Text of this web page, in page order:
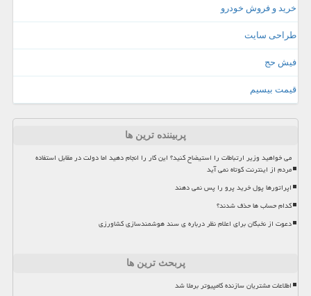
خرید و فروش خودرو
طراحی سایت
فیش حج
قیمت بیسیم
پربیننده ترین ها
می خواهید وزیر ارتباطات را استیضاح کنید؟ این کار را انجام دهید اما دولت در مقابل استفاده
مردم از اینترنت کوتاه نمی آید
اپراتورها پول خرید پرو را پس نمی دهند
کدام حساب ها حذف شدند؟
دعوت از نخبگان برای اعلام نظر درباره ی سند هوشمندسازی کشاورزی
پربحث ترین ها
اطلاعات مشتریان سازنده کامپیوتر برملا شد